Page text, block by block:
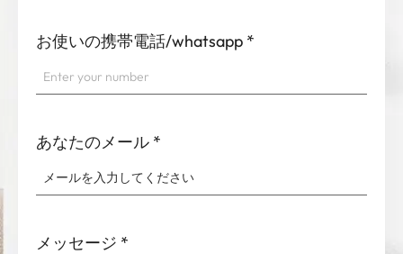
お使いの携帯電話/whatsapp *
あなたのメール *
メッセージ *